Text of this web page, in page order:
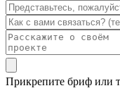
Прикрепите бриф или